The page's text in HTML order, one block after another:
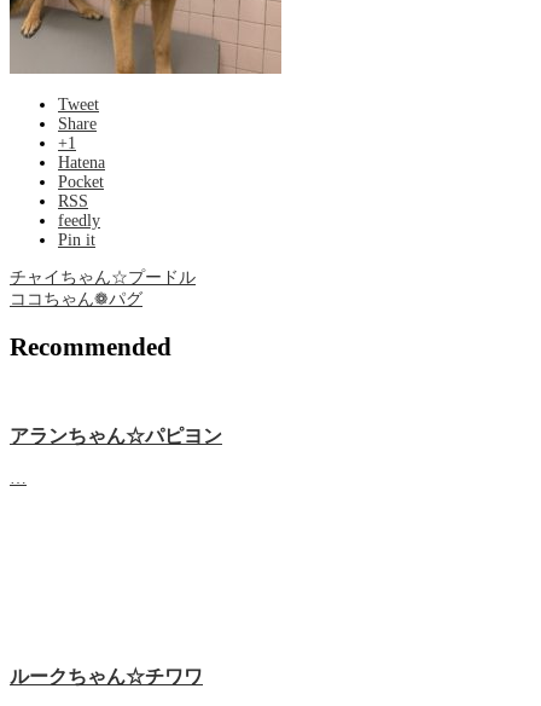
Tweet
Share
+1
Hatena
Pocket
RSS
feedly
Pin it
チャイちゃん☆プードル
ココちゃん❁ パグ
Recommended
アランちゃん☆パピヨン
ルークちゃん☆チワワ